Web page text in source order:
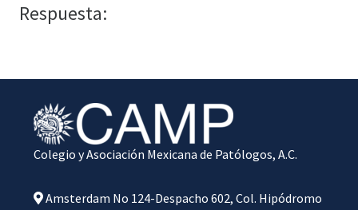
Respuesta:
Colegio y Asociación Mexicana de Patólogos, A.C.
Amsterdam No 124-Despacho 602, Col. Hipódromo